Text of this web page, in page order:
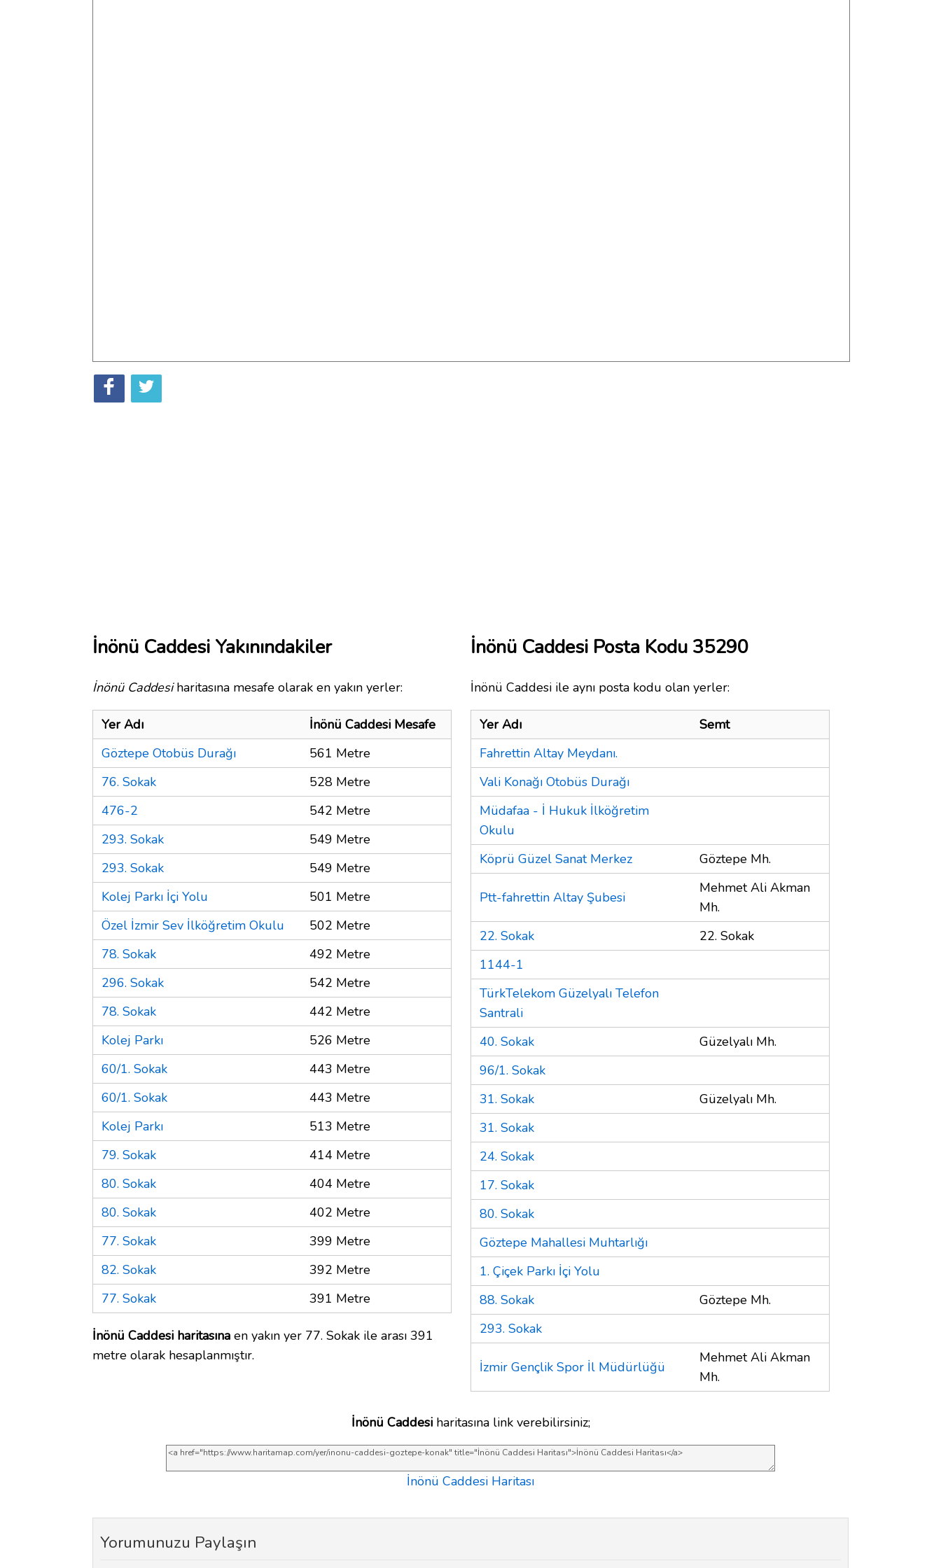
İnönü Caddesi Yakınındakiler
İnönü Caddesiharitasına mesafe olarak en yakın yerler:
Yer Adı
İnönü Caddesi Mesafe
Göztepe Otobüs Durağı
561 Metre
76. Sokak
528 Metre
476-2
542 Metre
293. Sokak
549 Metre
293. Sokak
549 Metre
Kolej Parkı İçi Yolu
501 Metre
Özel İzmir Sev İlköğretim Okulu
502 Metre
78. Sokak
492 Metre
296. Sokak
542 Metre
78. Sokak
442 Metre
Kolej Parkı
526 Metre
60/1. Sokak
443 Metre
60/1. Sokak
443 Metre
Kolej Parkı
513 Metre
79. Sokak
414 Metre
80. Sokak
404 Metre
80. Sokak
402 Metre
77. Sokak
399 Metre
82. Sokak
392 Metre
77. Sokak
391 Metre
İnönü Caddesi haritasına en yakın yer 77. Sokak ile arası 391
metre olarak hesaplanmıştır.
İnönü Caddesi Posta Kodu 35290
İnönü Caddesi ile aynı posta kodu olan yerler:
Yer Adı
Semt
Fahrettin Altay Meydanı.
Vali Konağı Otobüs Durağı
Müdafaa - İ Hukuk İlköğretim
Okulu
Köprü Güzel Sanat Merkez
Göztepe Mh.
Ptt-fahrettin Altay Şubesi
Mehmet Ali Akman
Mh.
22. Sokak
22. Sokak
1144-1
TürkTelekom Güzelyalı Telefon
Santrali
40. Sokak
Güzelyalı Mh.
96/1. Sokak
31. Sokak
Güzelyalı Mh.
31. Sokak
24. Sokak
17. Sokak
80. Sokak
Göztepe Mahallesi Muhtarlığı
1. Çiçek Parkı İçi Yolu
88. Sokak
Göztepe Mh.
293. Sokak
İzmir Gençlik Spor İl Müdürlüğü
Mehmet Ali Akman
Mh.
İnönü Caddesiharitasına link verebilirsiniz;
İnönü Caddesi Haritası
Yorumunuzu Paylaşın